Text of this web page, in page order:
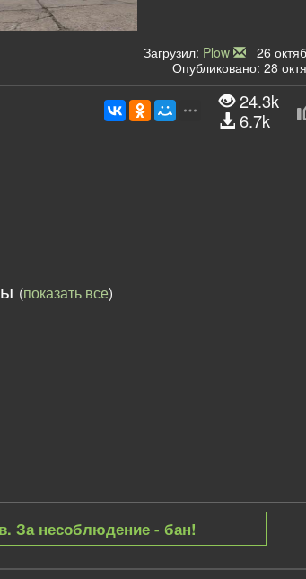
Загрузил: Plow
26
Опубликовано: 28
24.3k
6.7k
(показать все)
За несоблюдение - бан!